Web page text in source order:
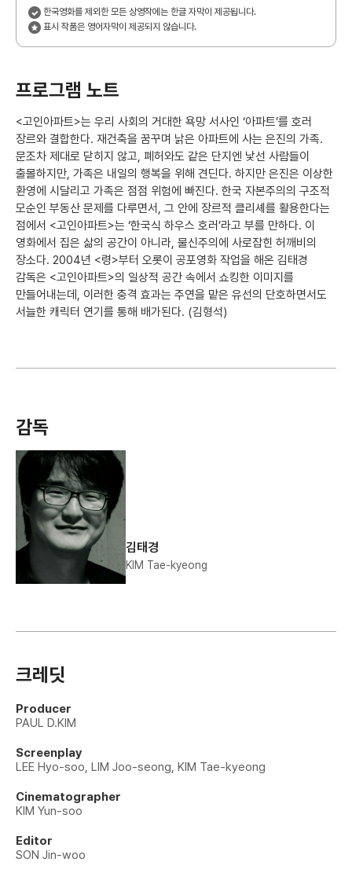
한국영화를 제외한 모든 상영작에는 한글 자막이 제공됩니다.
표시 작품은 영어자막이 제공되지 않습니다.
프로그램 노트
<고인아파트>는 우리 사회의 거대한 욕망 서사인 ‘아파트’를 호러
장르와 결합한다. 재건축을 꿈꾸며 낡은 아파트에 사는 은진의 가족.
문조차 제대로 닫히지 않고, 폐허와도 같은 단지엔 낯선 사람들이
출몰하지만, 가족은 내일의 행복을 위해 견딘다. 하지만 은진은 이상한
환영에 시달리고 가족은 점점 위험에 빠진다. 한국 자본주의의 구조적
모순인 부동산 문제를 다루면서, 그 안에 장르적 클리셰를 활용한다는
점에서 <고인아파트>는 ‘한국식 하우스 호러’라고 부를 만하다. 이
영화에서 집은 삶의 공간이 아니라, 물신주의에 사로잡힌 허깨비의
장소다. 2004년 <령>부터 오롯이 공포영화 작업을 해온 김태경
감독은 <고인아파트>의 일상적 공간 속에서 쇼킹한 이미지를
만들어내는데, 이러한 충격 효과는 주연을 맡은 유선의 단호하면서도
서늘한 캐릭터 연기를 통해 배가된다. (김형석)
감독
김태경
KIM Tae-kyeong
크레딧
Producer
PAUL D.KIM
Screenplay
LEE Hyo-soo, LIM Joo-seong, KIM Tae-kyeong
Cinematographer
KIM Yun-soo
Editor
SON Jin-woo